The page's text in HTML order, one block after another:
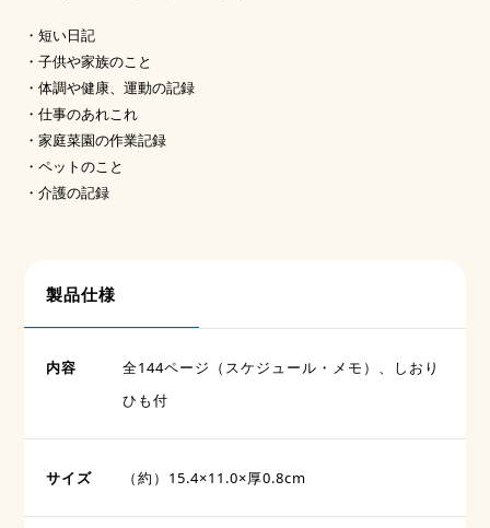
・短い日記
・子供や家族のこと
・体調や健康、運動の記録
・仕事のあれこれ
・家庭菜園の作業記録
・ペットのこと
・介護の記録
製品仕様
内容
全144ページ（スケジュール・メモ）、しおり
ひも付
サイズ （約）15.4×11.0×厚0.8cm